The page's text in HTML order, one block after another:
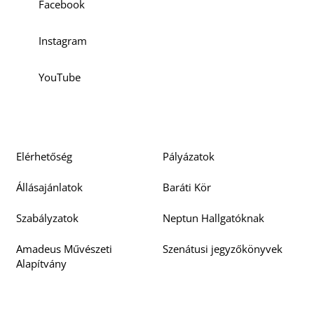
Facebook
Instagram
YouTube
Elérhetőség Pályázatok
Állásajánlatok Baráti Kör
Szabályzatok Neptun Hallgatóknak
Amadeus Művészeti
Alapítvány
Szenátusi jegyzőkönyvek